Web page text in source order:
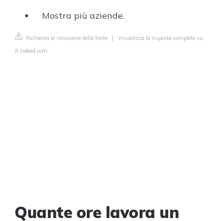
Mostra più aziende.
Richiesta di rimozione della fonte | Visualizza la risposta completa su
it.indeed.com
Quante ore lavora un